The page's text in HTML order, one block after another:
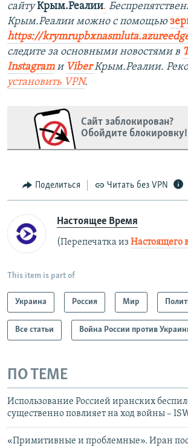
сайтуКрым.Реалии.
Крым.Реалии можно с помощью
https://
следите за основными новостями в
Instagram и ViberКрым.Реалии.
установить VPN.
Сайт заблокирован?
Обойдите блокировку!
Поделиться Читать без VPN
Настоящее Время
(Перепечатка из Настоящего
This item is part of
Украина Россия Мир
Все статьи Война России против
ПО ТЕМЕ
Использование Россией иранских
существенно повлияет на ход войны –
«Примитивные и проблемные». Иран